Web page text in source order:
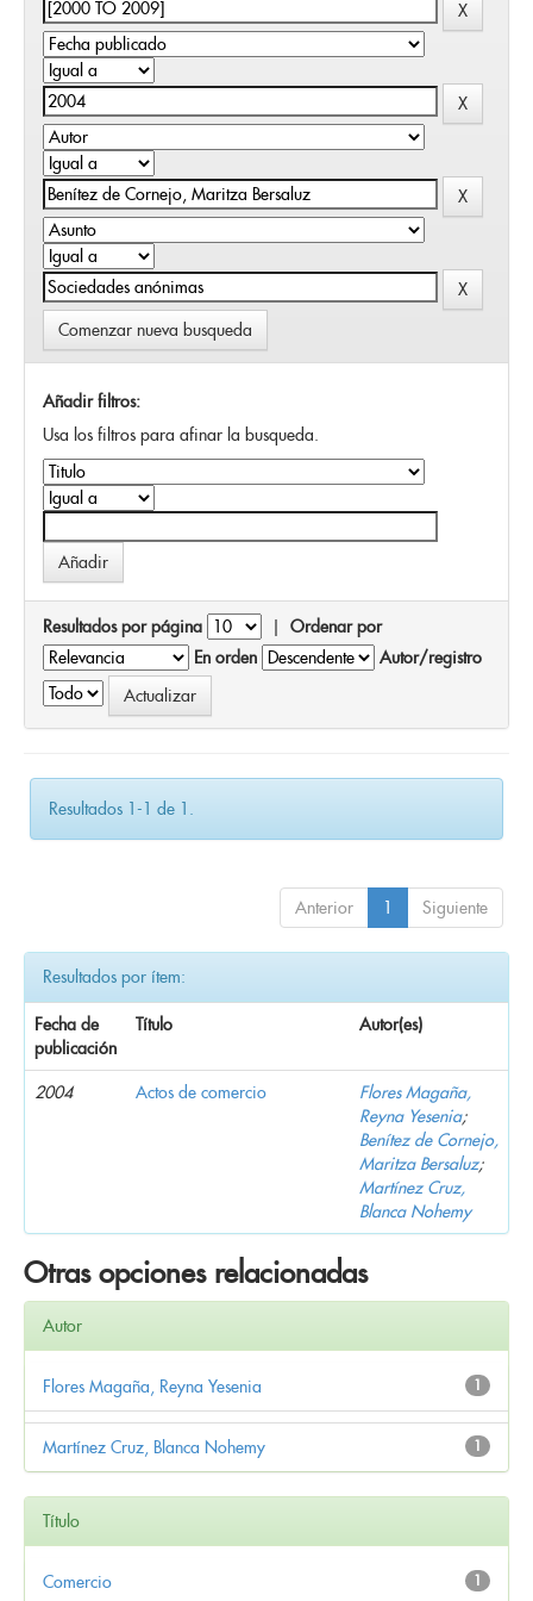
Comenzar nueva busqueda
Añadir filtros:
Usa los filtros para afinar la busqueda.
Resultados por página | Ordenar por
En orden
Autor/registro
Resultados 1-1 de 1.
Anterior 1 Siguiente
Resultados por ítem:
Fecha de
publicación
Título Autor(es)
2004 Actos de comercio
Flores Magaña,
Reyna Yesenia;
Benítez de Cornejo,
Maritza Bersaluz;
Martínez Cruz,
Blanca Nohemy
Otras opciones relacionadas
Autor
1
Flores Magaña, Reyna Yesenia
1
Martínez Cruz, Blanca Nohemy
Título
1
Comercio